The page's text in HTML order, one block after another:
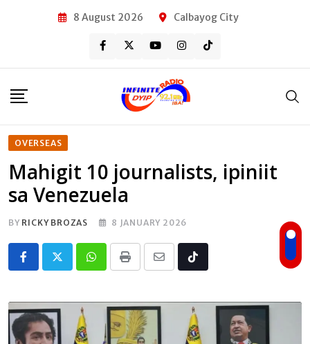
8 August 2026 Calbayog City
OVERSEAS
Mahigit 10 journalists, ipiniit
sa Venezuela
BY RICKY BROZAS 8 JANUARY 2026
Whatsapp
Print
Share
Email
Tiktok